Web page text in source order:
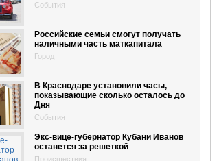
События
Российские семьи смогут получать
наличными часть маткапитала
Город
В Краснодаре установили часы,
показывающие сколько осталось до
Дня
События
Экс-вице-губернатор Кубани Иванов
останется за решеткой
Происшествия